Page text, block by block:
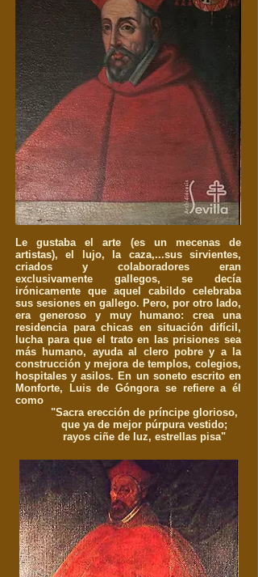
Le gustaba el arte (es un mecenas de
artistas), el lujo, la caza,...sus sirvientes,
criados y colaboradores eran
exclusivamente gallegos, se decía
irónicamente que aquel cabildo celebraba
sus sesiones en gallego. Pero, por otro lado,
era generoso y muy humano: crea una
residencia para chicas en situación difícil,
lucha para que el trato en las prisiones sea
más humano, ayuda al clero pobre y a la
construcción y mejora de templos, colegios,
hospitales y asilos. En un soneto escrito en
Monforte, Luis de Góngora se refiere a él
como
"Sacra erección de príncipe glorioso,
que ya de mejor púrpura vestido;
rayos ciñe de luz, estrellas pisa"